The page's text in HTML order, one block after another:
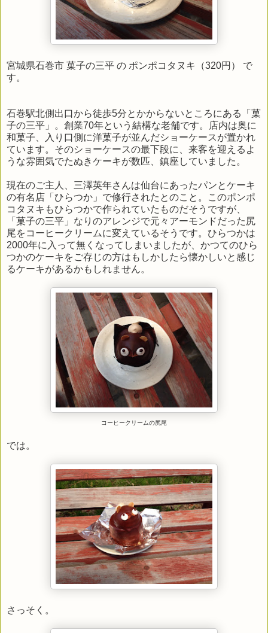
宮城県石巻市 菓子の三平 の ポンポコタヌキ（320円） で
す。
石巻駅北側出口から徒歩5分とかからないところにある「菓
子の三平」。創業70年という結構な老舗です。店内は奥に
和菓子、入り口側に洋菓子が並んだショーケースが置かれ
ています。そのショーケースの最下段に、来客を迎えるよ
うな雰囲気でたぬきケーキが数匹、鎮座していました。
現在のご主人、三澤英年さんは仙台にあったパンとケーキ
の有名店「ひらつか」で修行されたとのこと。このポンポ
コタヌキもひらつかで作られていたものだそうですが、
「菓子の三平」なりのアレンジで元々アーモンドだった尻
尾をコーヒークリームに変えているそうです。ひらつかは
2000年に入って無くなってしまいましたが、かつてのひら
つかのケーキをご存じの方はもしかしたら懐かしいと感じ
るケーキがあるかもしれません。
コーヒークリームの尻尾
では。
さっそく。